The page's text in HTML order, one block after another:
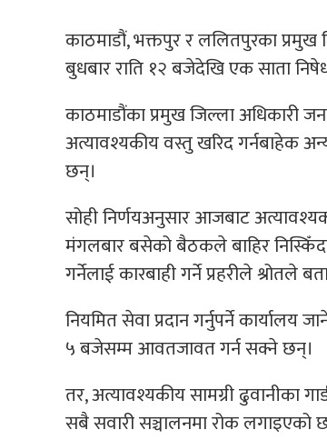
काठमाडौं, भक्तपुर र ललितपुरका
बुधबार राति १२ बजेदेखि एक साता
काठमाडौंका प्रमुख जिल्ला अधिकारी
अत्यावश्यकीय वस्तु खरिद गर्नबाहेक
छन्।
सोही निर्णयअनुसार आजबाट
मंगलबार बसेको बैठकले बाहिर
गर्नेलाई कारबाही गर्ने प्रहरीले श्रोतले
नियमित सेवा प्रदान गर्नुपर्ने
५ बजेसम्म आवतजावत गर्न सक्ने छन्।
तर, अत्यावश्यकीय सामग्री ढुवानीका
सबै सवारी सञ्चालनमा रोक लगाइएको